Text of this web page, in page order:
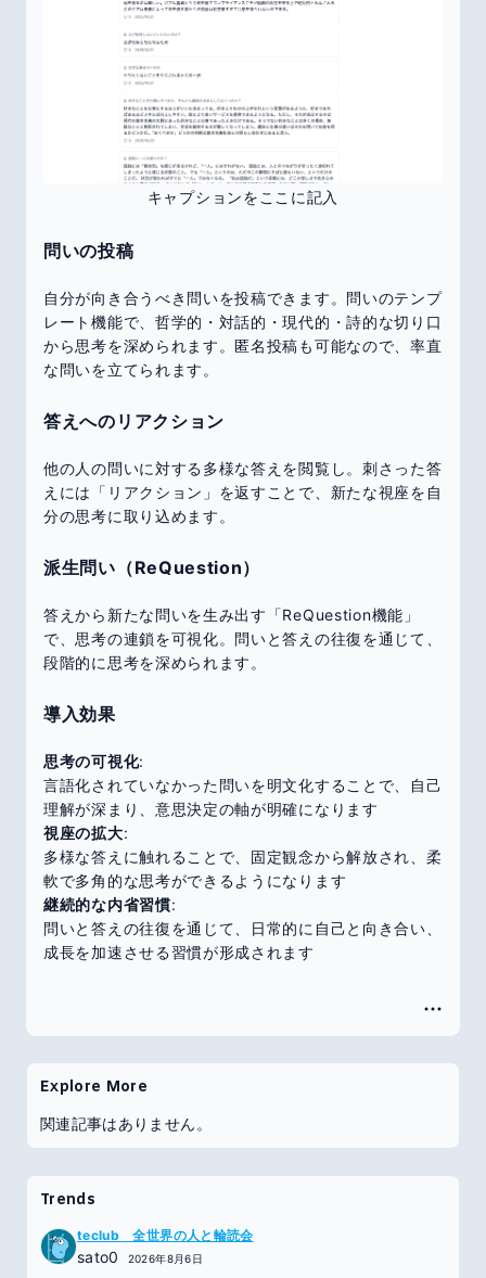
キャプションをここに記入
問いの投稿
自分が向き合うべき問いを投稿できます。問いのテンプ
レート機能で、哲学的・対話的・現代的・詩的な切り口
から思考を深められます。匿名投稿も可能なので、率直
な問いを立てられます。
答えへのリアクション
他の人の問いに対する多様な答えを閲覧し。刺さった答
えには「リアクション」を返すことで、新たな視座を自
分の思考に取り込めます。
派生問い（ReQuestion）
答えから新たな問いを生み出す「ReQuestion機能」
で、思考の連鎖を可視化。問いと答えの往復を通じて、
段階的に思考を深められます。
導入効果
思考の可視化:
言語化されていなかった問いを明文化することで、自己
理解が深まり、意思決定の軸が明確になります
視座の拡大:
多様な答えに触れることで、固定観念から解放され、柔
軟で多角的な思考ができるようになります
継続的な内省習慣:
問いと答えの往復を通じて、日常的に自己と向き合い、
成長を加速させる習慣が形成されます
Explore More
関連記事はありません。
Trends
teclub 全世界の人と輪読会
sato0 2026年8月6日